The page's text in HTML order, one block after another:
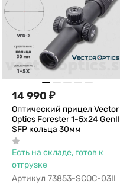
14 990 ₽
Оптический прицел Vector
Optics Forester 1-5x24 GenII
SFP кольца 30мм
Есть на складе, готов к
отгрузке
Артикул 73853-SCOC-03II